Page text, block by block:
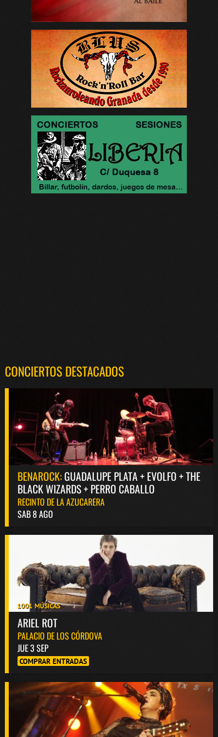
CONCIERTOS DESTACADOS
BENAROCK:GUADALUPE PLATA + EVOLFO + THE
BLACK WIZARDS + PERRO CABALLO
RECINTO DE LA AZUCARERA
SAB 8 AGO
1001 MÚSICAS
ARIEL ROT
PALACIO DE LOS CÓRDOVA
JUE 3 SEP
COMPRAR ENTRADAS